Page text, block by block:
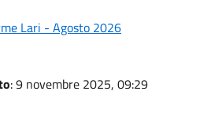
Lari - Agosto 2026
: 9 novembre 2025, 09:29